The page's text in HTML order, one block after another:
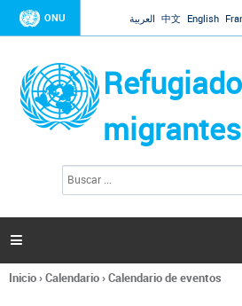
Jump to
ONU العربية 中文 English
migrantes
l
s

Se
Inicio›Calendario›Calendario de eventos